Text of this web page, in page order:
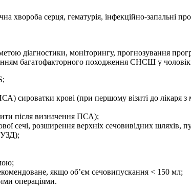
хвороба серця, гематурія, інфекційно-запальні
діагностики, моніторингу, прогнозування
багатофакторного походження СНСШ у
сироватки крові (при першому візиті до лікаря з
після визначення ПСА);
сечі, розширення верхніх сечовивідних
УЗД);
якщо об’єм сечовипускання < 150 мл;
операціями.